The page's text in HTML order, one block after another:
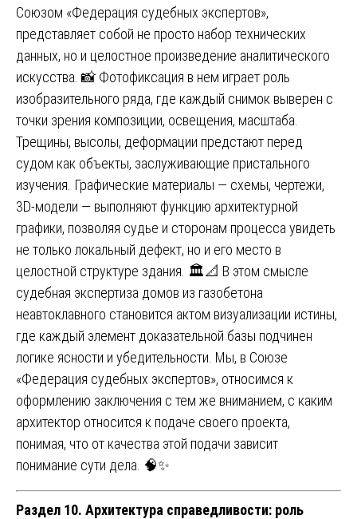
Союзом «Федерация судебных экспертов»,
представляет собой не просто набор технических
данных, но и целостное произведение аналитического
искусства. 📸 Фотофиксация в нем играет роль
изобразительного ряда, где каждый снимок выверен с
точки зрения композиции, освещения, масштаба.
Трещины, высолы, деформации предстают перед
судом как объекты, заслуживающие пристального
изучения. Графические материалы — схемы, чертежи,
3D-модели — выполняют функцию архитектурной
графики, позволяя судье и сторонам процесса увидеть
не только локальный дефект, но и его место в
целостной структуре здания. 🏛️📐 В этом смысле
судебная экспертиза домов из газобетона
неавтоклавного становится актом визуализации истины,
где каждый элемент доказательной базы подчинен
логике ясности и убедительности. Мы, в Союзе
«Федерация судебных экспертов», относимся к
оформлению заключения с тем же вниманием, с каким
архитектор относится к подаче своего проекта,
понимая, что от качества этой подачи зависит
понимание сути дела. 🧠✨
Раздел 10. Архитектура справедливости: роль